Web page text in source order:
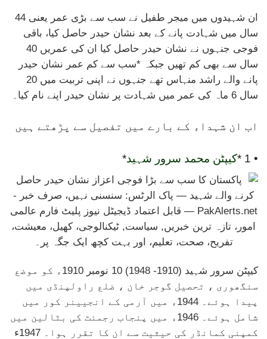
ان شہیدوں میں میجر طفیل نے سب سے بڑی عمر یعنی 44
سال میں شہادت پانے کے بعد نشان حیدر حاصل کیا، باقی
فوجی جنہوں نے نشان حیدر حاصل کیا ان کی عمریں 40
سال سے بھی کم تھیں جبکہ *سب سے کم عمر نشان حیدر
پانے والے راشد منہاس تھے جنہوں نے اپنی تربیت میں 20
سال 6 ماہ کی عمر میں شہادت پر نشان حیدر اپنے نام کیا۔
اب ان شہداء کے بارے میں تفصیل سے پڑھتے ہیں
• 1 * کیپٹن محمد سرور شہید*
کیپٹن سرور شہید (1910- 1948) 10 نومبر 1910ء کو موضع
سنگھوری ، تحصیل گوجر خان ، ضلع راولپنڈی میں
پیدا ہوئے۔ 1944ء میں آرمی کے انجیینر کور میں
شامل ہوئے۔ 1946ء میں پنجاب رجمنٹ کی بٹالین میں
کمپنی کمانڈر کی حیثیت سے ان کا تقرر ہوا۔ 1947ء